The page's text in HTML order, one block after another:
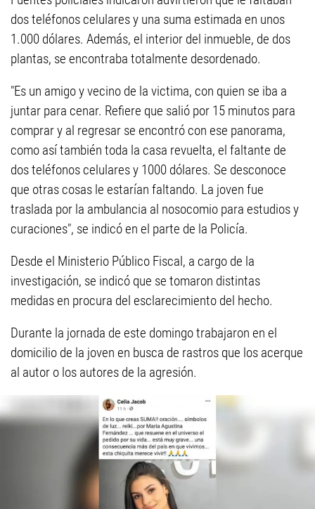
dos teléfonos celulares y una suma estimada en unos
1.000 dólares. Además, el interior del inmueble, de dos
plantas, se encontraba totalmente desordenado.
"Es un amigo y vecino de la victima, con quien se iba a
juntar para cenar. Refiere que salió por 15 minutos para
comprar y al regresar se encontró con ese panorama,
como así también toda la casa revuelta, el faltante de
dos teléfonos celulares y 1000 dólares. Se desconoce
que otras cosas le estarían faltando. La joven fue
traslada por la ambulancia al nosocomio para estudios y
curaciones", se indicó en el parte de la Policía.
Desde el Ministerio Público Fiscal, a cargo de la
investigación, se indicó que se tomaron distintas
medidas en procura del esclarecimiento del hecho.
Durante la jornada de este domingo trabajaron en el
domicilio de la joven en busca de rastros que los acerque
al autor o los autores de la agresión.